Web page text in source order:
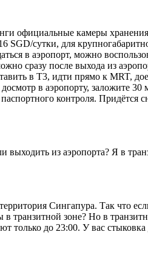
официальные камеры
SGD/сутки, для
в аэропорт, можно
сразу после выхода из
в T3, идти прямо к MRT,
в аэропорту, заложите
контроля. Придётся
из аэропорта? Я в
Сингапура. Так что
зоне? Но в
только до 23:00. У вас